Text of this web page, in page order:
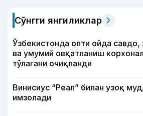
Сўнгги янгиликлар
Ўзбекистонда олти ойда
ва умумий овқатланиш
тўлагани очиқланди
Винисиус “Реал” билан узоқ
имзолади